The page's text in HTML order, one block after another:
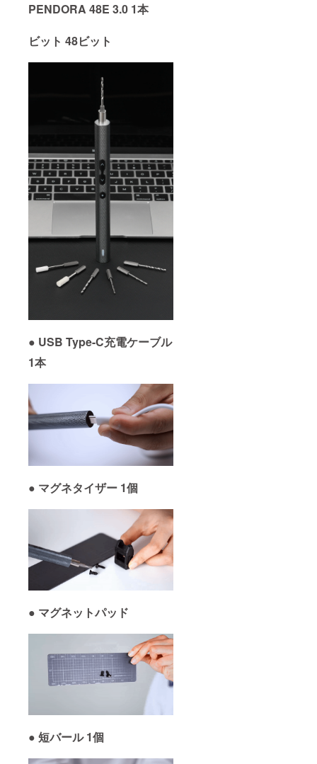
PENDORA 48E 3.0 1本
ビット 48ビット
● USB Type-C充電ケーブル
1本
● マグネタイザー 1個
● マグネットパッド
● 短バール 1個